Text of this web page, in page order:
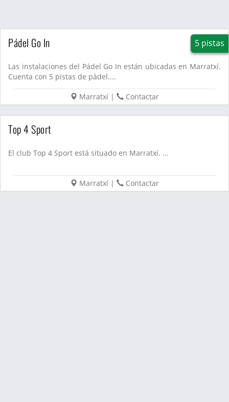
Pádel Go In 5 pistas
Las instalaciones del Pádel Go In están ubicadas en Marratxí.
Cuenta con 5 pistas de pádel....
Marratxí | Contactar
Top 4 Sport
El club Top 4 Sport está situado en Marratxí. ...
Marratxí | Contactar